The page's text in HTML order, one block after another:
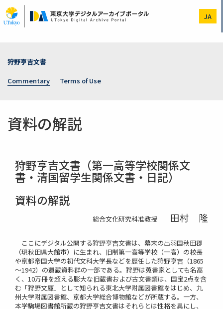
to
main
JA
狩野亨吉文書
Commentary
Terms of Use
資料の解説
狩野亨吉文書（第一高等学校関係文
書・清国留学生関係文書・日記）
資料の解説
総合文化研究科准教授 田村 隆
ここにデジタル公開する狩野亨吉文書は、幕末の出羽国秋田郡
（現秋田県大館市）に生まれ、旧制第一高等学校（一高）の校長
や京都帝国大学の初代文科大学長などを歴任した狩野亨吉（1865
～1942）の遺蔵資料群の一部である。狩野は蒐書家としても名高
く、10万冊を超える膨大な旧蔵書および古文書類は、国宝2点を含
む「狩野文庫」として知られる東北大学附属図書館をはじめ、九
州大学附属図書館、京都大学総合博物館などが所蔵する。一方、
本学駒場図書館所蔵の狩野亨吉文書はそれらとは性格を異にし、